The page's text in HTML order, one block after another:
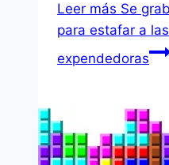
Leer más Se
para estafar a
expendedoras